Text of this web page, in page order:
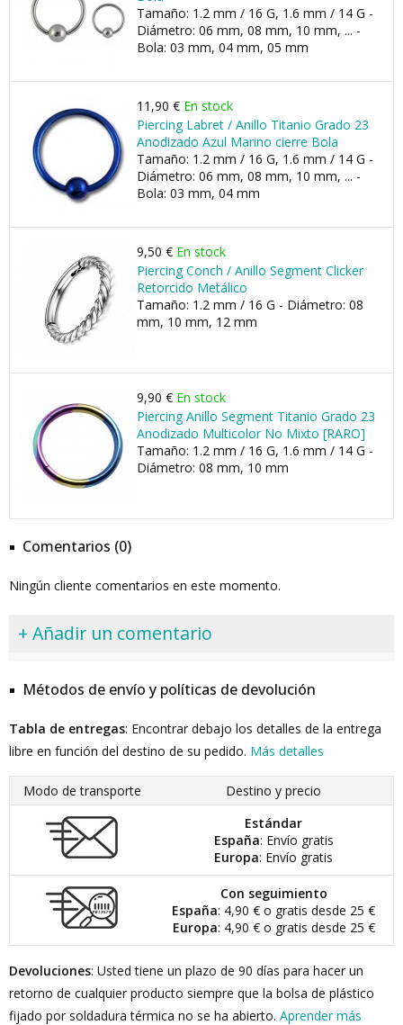
Tamaño: 1.2 mm / 16 G, 1.6 mm / 14 G -
Diámetro: 06 mm, 08 mm, 10 mm, ... -
Bola: 03 mm, 04 mm, 05 mm
11,90 € En stock
Piercing Labret / Anillo Titanio Grado 23
Anodizado Azul Marino cierre Bola
Tamaño: 1.2 mm / 16 G, 1.6 mm / 14 G -
Diámetro: 06 mm, 08 mm, 10 mm, ... -
Bola: 03 mm, 04 mm
9,50 € En stock
Piercing Conch / Anillo Segment Clicker
Retorcido Metálico
Tamaño: 1.2 mm / 16 G - Diámetro: 08
mm, 10 mm, 12 mm
9,90 € En stock
Piercing Anillo Segment Titanio Grado 23
Anodizado Multicolor No Mixto [RARO]
Tamaño: 1.2 mm / 16 G, 1.6 mm / 14 G -
Diámetro: 08 mm, 10 mm
Comentarios (0)
Ningún cliente comentarios en este momento.
+ Añadir un comentario
Métodos de envío y políticas de devolución
Tabla de entregas: Encontrar debajo los detalles de la entrega
libre en función del destino de su pedido. Más detalles
Modo de transporte
Destino y precio
Estándar
España: Envío gratis
Europa: Envío gratis
Con seguimiento
España: 4,90 € o gratis desde 25 €
Europa: 4,90 € o gratis desde 25 €
Devoluciones: Usted tiene un plazo de 90 días para hacer un
retorno de cualquier producto siempre que la bolsa de plástico
fijado por soldadura térmica no se ha abierto. Aprender más